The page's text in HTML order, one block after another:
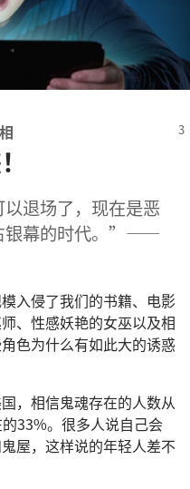
退场了，现在是恶
银幕的时代。”——
入侵了我们的书籍、电影
、性感妖艳的女巫以及相
色为什么有如此大的诱惑
，相信鬼魂存在的人数从
33%。很多人说自己会
屋，这样说的年轻人差不